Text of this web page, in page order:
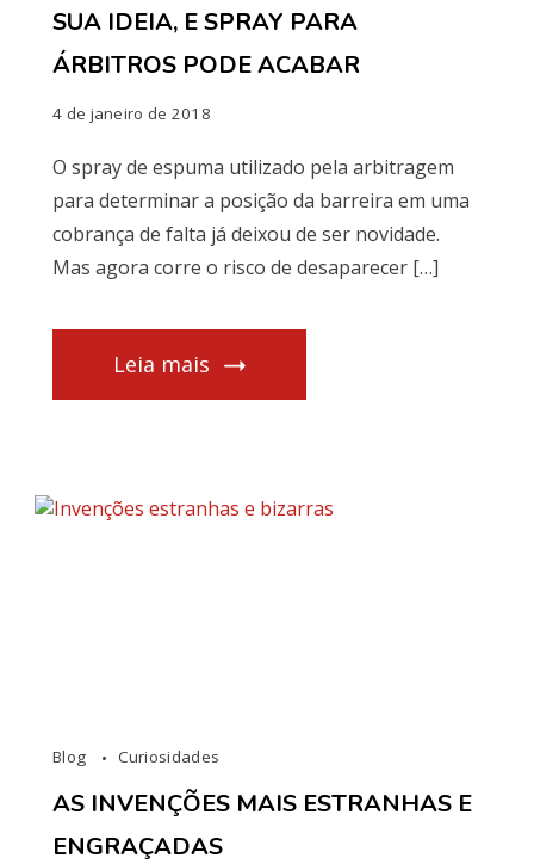
SUA IDEIA, E SPRAY PARA
ÁRBITROS PODE ACABAR
4 de janeiro de 2018
O spray de espuma utilizado pela arbitragem
para determinar a posição da barreira em uma
cobrança de falta já deixou de ser novidade.
Mas agora corre o risco de desaparecer […]
Leia mais
Blog Curiosidades
AS INVENÇÕES MAIS ESTRANHAS E
ENGRAÇADAS